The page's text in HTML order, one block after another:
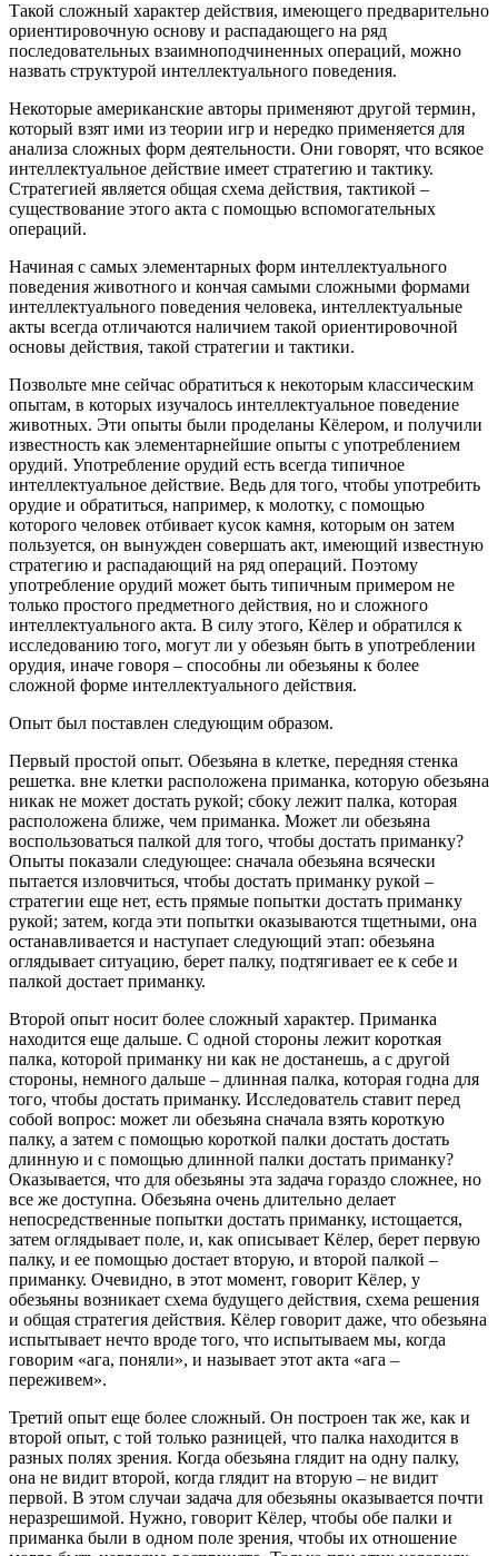
Такой сложный характер действия, имеющего предварительно
ориентировочную основу и распадающего на ряд
последовательных взаимноподчиненных операций, можно
назвать структурой интеллектуального поведения.
Некоторые американские авторы применяют другой термин,
который взят ими из теории игр и нередко применяется для
анализа сложных форм деятельности. Они говорят, что всякое
интеллектуальное действие имеет стратегию и тактику.
Стратегией является общая схема действия, тактикой –
существование этого акта с помощью вспомогательных
операций.
Начиная с самых элементарных форм интеллектуального
поведения животного и кончая самыми сложными формами
интеллектуального поведения человека, интеллектуальные
акты всегда отличаются наличием такой ориентировочной
основы действия, такой стратегии и тактики.
Позвольте мне сейчас обратиться к некоторым классическим
опытам, в которых изучалось интеллектуальное поведение
животных. Эти опыты были проделаны Кёлером, и получили
известность как элементарнейшие опыты с употреблением
орудий. Употребление орудий есть всегда типичное
интеллектуальное действие. Ведь для того, чтобы употребить
орудие и обратиться, например, к молотку, с помощью
которого человек отбивает кусок камня, которым он затем
пользуется, он вынужден совершать акт, имеющий известную
стратегию и распадающий на ряд операций. Поэтому
употребление орудий может быть типичным примером не
только простого предметного действия, но и сложного
интеллектуального акта. В силу этого, Кёлер и обратился к
исследованию того, могут ли у обезьян быть в употреблении
орудия, иначе говоря – способны ли обезьяны к более
сложной форме интеллектуального действия.
Опыт был поставлен следующим образом.
Первый простой опыт. Обезьяна в клетке, передняя стенка
решетка. вне клетки расположена приманка, которую обезьяна
никак не может достать рукой; сбоку лежит палка, которая
расположена ближе, чем приманка. Может ли обезьяна
воспользоваться палкой для того, чтобы достать приманку?
Опыты показали следующее: сначала обезьяна всячески
пытается изловчиться, чтобы достать приманку рукой –
стратегии еще нет, есть прямые попытки достать приманку
рукой; затем, когда эти попытки оказываются тщетными, она
останавливается и наступает следующий этап: обезьяна
оглядывает ситуацию, берет палку, подтягивает ее к себе и
палкой достает приманку.
Второй опыт носит более сложный характер. Приманка
находится еще дальше. С одной стороны лежит короткая
палка, которой приманку ни как не достанешь, а с другой
стороны, немного дальше – длинная палка, которая годна для
того, чтобы достать приманку. Исследователь ставит перед
собой вопрос: может ли обезьяна сначала взять короткую
палку, а затем с помощью короткой палки достать достать
длинную и с помощью длинной палки достать приманку?
Оказывается, что для обезьяны эта задача гораздо сложнее, но
все же доступна. Обезьяна очень длительно делает
непосредственные попытки достать приманку, истощается,
затем оглядывает поле, и, как описывает Кёлер, берет первую
палку, и ее помощью достает вторую, и второй палкой –
приманку. Очевидно, в этот момент, говорит Кёлер, у
обезьяны возникает схема будущего действия, схема решения
и общая стратегия действия. Кёлер говорит даже, что обезьяна
испытывает нечто вроде того, что испытываем мы, когда
говорим «ага, поняли», и называет этот акта «ага –
переживем».
Третий опыт еще более сложный. Он построен так же, как и
второй опыт, с той только разницей, что палка находится в
разных полях зрения. Когда обезьяна глядит на одну палку,
она не видит второй, когда глядит на вторую – не видит
первой. В этом случаи задача для обезьяны оказывается почти
неразрешимой. Нужно, говорит Кёлер, чтобы обе палки и
приманка были в одном поле зрения, чтобы их отношение